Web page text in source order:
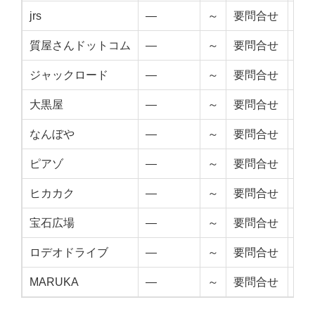
jrs — ～ 要問合せ
質屋さんドットコム — ～ 要問合せ
ジャックロード — ～ 要問合せ
大黒屋 — ～ 要問合せ
なんぼや — ～ 要問合せ
ピアゾ — ～ 要問合せ
ヒカカク — ～ 要問合せ
宝石広場 — ～ 要問合せ
ロデオドライブ — ～ 要問合せ
MARUKA — ～ 要問合せ